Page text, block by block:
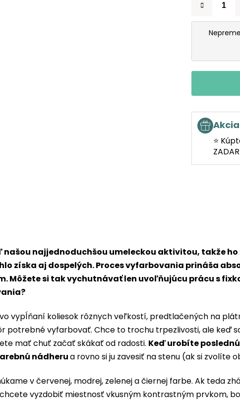
⭐
našou najjednoduchšou umeleckou aktivitou, takže
získa aj dospelých. Proces vyfarbovania prináša
Môžete si tak vychutnávať len uvoľňujúcu prácu s
vypĺňaní koliesok rôznych veľkostí, predtlačených na
potrebné vyfarbovať. Chce to trochu trpezlivosti, ale keď
mať chuť začať skákať od radosti. Keď urobíte
nádherua rovno si ju zavesiť na stenu (ak si zvolíte
v červenej, modrej, zelenej a čiernej farbe. Ak teda
vyzdobiť miestnosť vkusným kontrastným prvkom,